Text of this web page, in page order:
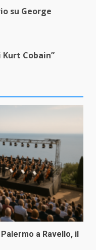
su George
Cobain”
a Ravello, il